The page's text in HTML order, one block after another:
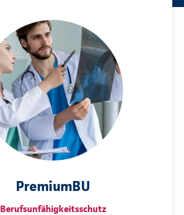
PremiumBU
Berufsunfähigkeitsschutz